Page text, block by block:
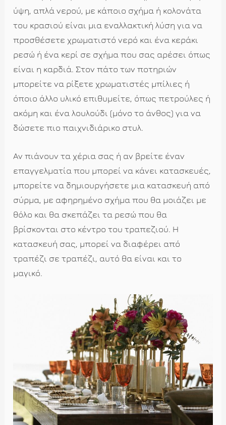
ύψη, απλά νερού, με κάποιο σχήμα ή κολονάτα
του κρασιού είναι μια εναλλακτική λύση για να
προσθέσετε χρωματιστό νερό και ένα κεράκι
ρεσώ ή ένα κερί σε σχήμα που σας αρέσει όπως
είναι η καρδιά. Στον πάτο των ποτηριών
μπορείτε να ρίξετε χρωματιστές μπίλιες ή
όποιο άλλο υλικό επιθυμείτε, όπως πετρούλες ή
ακόμη και ένα λουλούδι (μόνο το άνθος) για να
δώσετε πιο παιχνιδιάρικο στυλ.
Αν πιάνουν τα χέρια σας ή αν βρείτε έναν
επαγγελματία που μπορεί να κάνει κατασκευές,
μπορείτε να δημιουργήσετε μια κατασκευή από
σύρμα, με αφηρημένο σχήμα που θα μοιάζει με
θόλο και θα σκεπάζει τα ρεσώ που θα
βρίσκονται στο κέντρο του τραπεζιού. Η
κατασκευή σας, μπορεί να διαφέρει από
τραπέζι σε τραπέζι, αυτό θα είναι και το
μαγικό.